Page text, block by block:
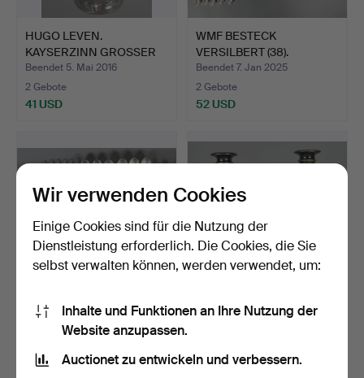
HUGO LEVEN.
KAYSERZINN GROSSER
LEUCHTER.
Beendet 5. Mai 2016
2 Gebote
41 USD
WMF BESTECK
VERSILBERT (38).
Beendet 7. Jan 2025
2 Gebote
52 USD
BSF BESTECK 800
SILBER.
1 Gebot
KERZENLEUCHTER, 2
1 Gebot
Wir verwenden Cookies
Einige Cookies sind für die Nutzung der
Dienstleistung erforderlich. Die Cookies, die Sie
selbst verwalten können, werden verwendet, um:
Inhalte und Funktionen an Ihre Nutzung der
Website anzupassen.
Auctionet zu entwickeln und verbessern.